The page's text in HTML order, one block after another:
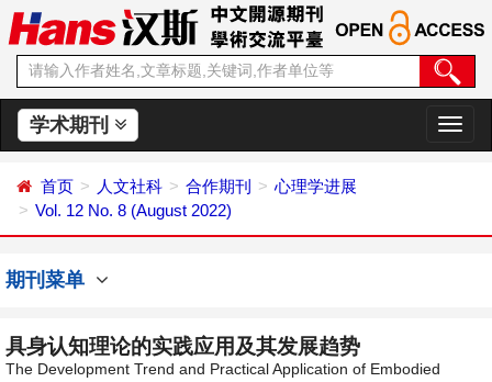
学术期刊
切
换
首页 人文社科 合作期刊
心理学进展
Vol. 12 No. 8 (August 2022)
期刊菜单
具身认知理论的实践应用及其发展趋势
The Development Trend and Practical Application of Embodied